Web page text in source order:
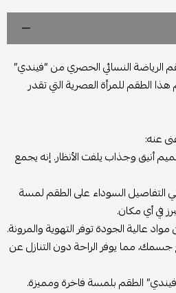
الرياضة النسائي الحصري من “فيندي”
الطقم للمرأة العصرية التي تقدر
عنه:
أنيق وجذاب يلفت الأنظار. إنه يجمع
التفاصيل السوداء على الطقم لمسة
في أي مكان.
عالية الجودة توفر التهوية والمرونة.
مما يوفر الراحة دون التنازل عن
الطقم بلمسة فاخرة ومميزة.